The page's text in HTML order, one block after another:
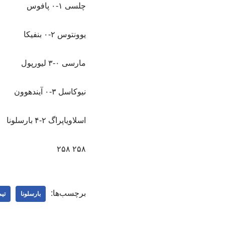
چلسی ۱-۰ پافوس
یوونتوس ۲-۰ بنفیکا
مارسی ۰-۳ لیورپول
نیوکاسل ۳-۰ آیندهوون
اسلاویاپراگ ۲-۴ بارسلونا
۲۵۸ ۲۵۸
برچسب‌ها: بارسلونا